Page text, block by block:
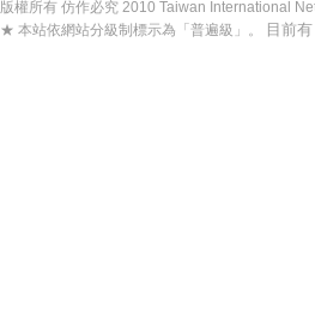
版權所有 仿作必究 2010 Taiwan International
★ 本站依網站分級制標示為「普遍級」。
目前